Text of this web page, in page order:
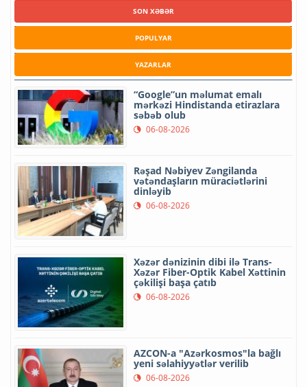
SON XƏBƏR
POPULYAR
YAZARLAR
“Google”un məlumat emalı
mərkəzi Hindistanda etirazlara
səbəb olub
06-08-2026
Rəşad Nəbiyev Zəngilanda
vətəndaşların müraciətlərini
dinləyib
06-08-2026
Xəzər dənizinin dibi ilə Trans-
Xəzər Fiber-Optik Kabel Xəttinin
çəkilişi başa çatıb
06-08-2026
AZCON-a "Azərkosmos"la bağlı
yeni səlahiyyətlər verilib
06-08-2026